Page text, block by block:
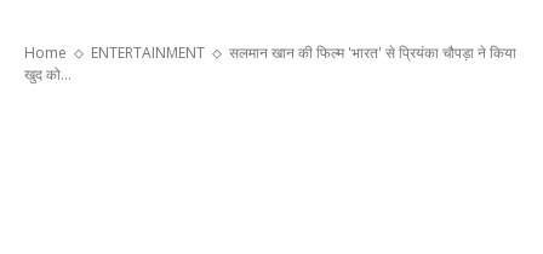
Home ENTERTAINMENT
सलमान खान की फिल्म 'भारत' से प्रियंका चौपड़ा ने किया
खुद को...